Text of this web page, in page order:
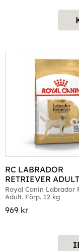
RC LABRADOR
RETRIEVER
Royal Canin Labrador
Adult. Förp. 12 kg
969 kr